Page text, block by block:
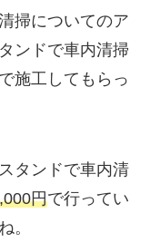
掃についてのア
ンドで車内清掃
施工してもらっ
タンドで車内清
円で行ってい
。